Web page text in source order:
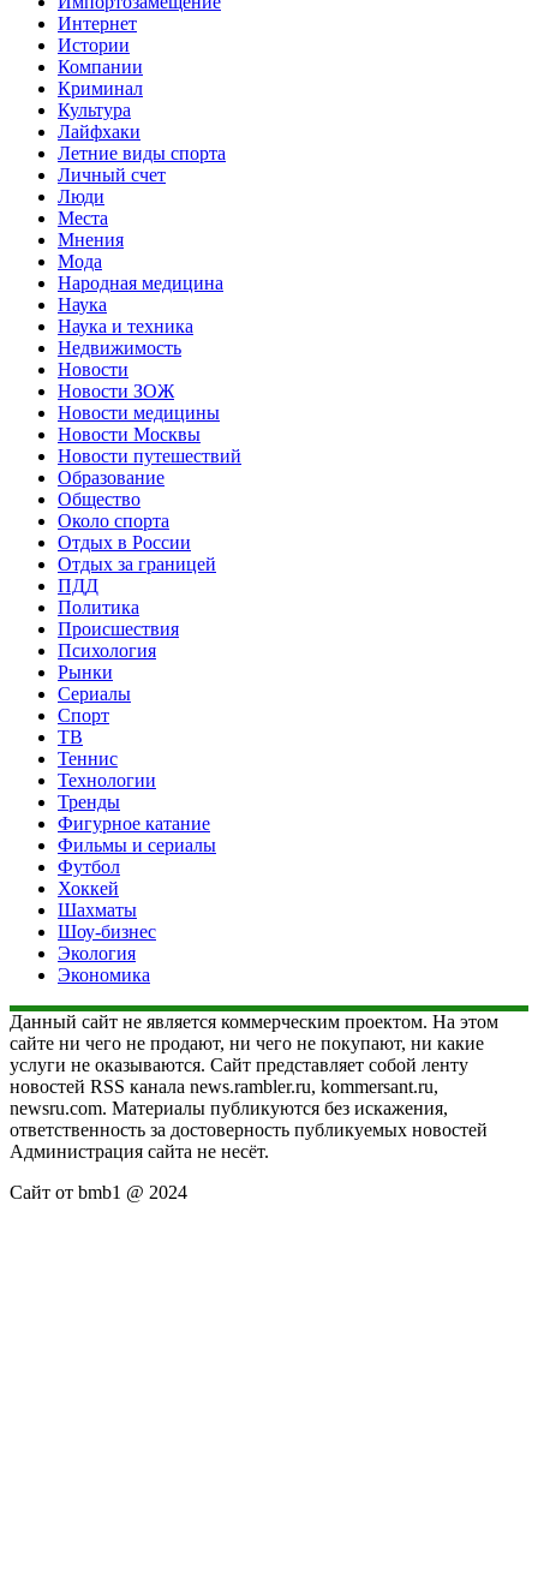
Интернет
Истории
Компании
Криминал
Культура
Лайфхаки
Летние виды спорта
Личный счет
Люди
Места
Мнения
Мода
Народная медицина
Наука
Наука и техника
Недвижимость
Новости
Новости ЗОЖ
Новости медицины
Новости Москвы
Новости путешествий
Образование
Общество
Около спорта
Отдых в России
Отдых за границей
ПДД
Политика
Происшествия
Психология
Рынки
Сериалы
Спорт
ТВ
Теннис
Технологии
Тренды
Фигурное катание
Фильмы и сериалы
Футбол
Хоккей
Шахматы
Шоу-бизнес
Экология
Экономика
Данный сайт не является коммерческим проектом. На этом
сайте ни чего не продают, ни чего не покупают, ни какие
услуги не оказываются. Сайт представляет собой ленту
новостей RSS канала news.rambler.ru, kommersant.ru,
newsru.com. Материалы публикуются без искажения,
ответственность за достоверность публикуемых новостей
Администрация сайта не несёт.
Сайт от bmb1 @ 2024